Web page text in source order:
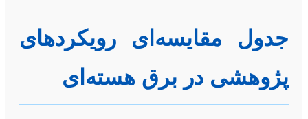
جدول مقایسه‌ای رویکردهای
پژوهشی در برق هسته‌ای